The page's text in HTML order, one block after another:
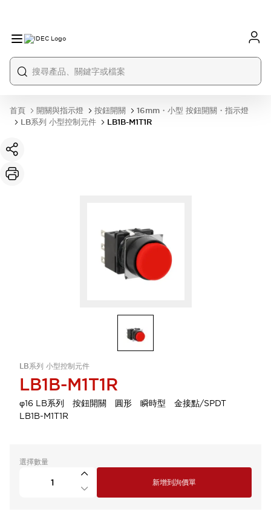
首頁 開關與指示燈 按鈕開關
16mm・小型 按鈕開關・指示燈
LB系列 小型控制元件
LB1B-M1T1R
LB系列 小型控制元件
LB1B-M1T1R
φ16 LB系列 按鈕開關 圓形 瞬時型 金接點/SPDT
LB1B-M1T1R
選擇數量
新增到詢價單